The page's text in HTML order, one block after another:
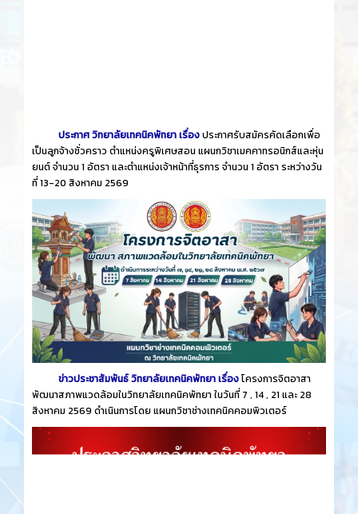
ประกาศ วิทยาลัยเทคนิคพัทยา เรื่องประกาศรับสมัครคัดเลือกเพื่อ
เป็นลูกจ้างชั่วคราว ตำแหน่งครูพิเศษสอน แผนกวิชาเมคคาทรอนิกส์และหุ่น
ยนต์ จำนวน 1 อัตรา และตำแหน่งเจ้าหน้าที่ธุรการ จำนวน 1 อัตรา ระหว่างวัน
ที่ 13-20 สิงหาคม 2569
ข่าวประชาสัมพันธ์ วิทยาลัยเทคนิคพัทยา เรื่องโครงการจิตอาสา
พัฒนาสภาพแวดล้อมในวิทยาลัยเทคนิคพัทยา ในวันที่ 7 , 14 , 21 และ 28
สิงหาคม 2569 ดำเนินการโดย แผนกวิชาช่างเทคนิคคอมพิวเตอร์